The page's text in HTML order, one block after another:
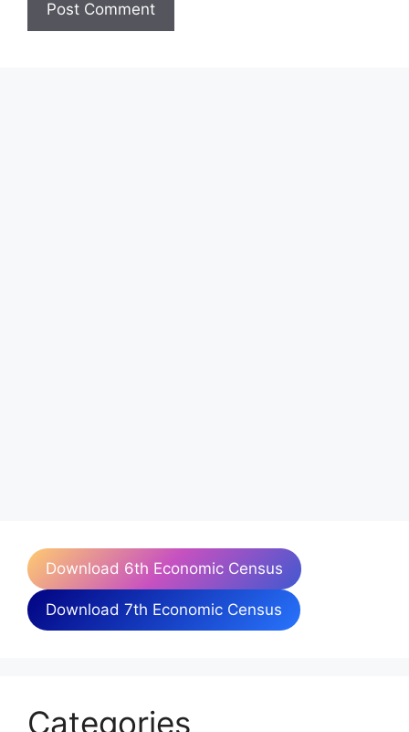
Download 6th Economic Census
Download 7th Economic Census
Categories